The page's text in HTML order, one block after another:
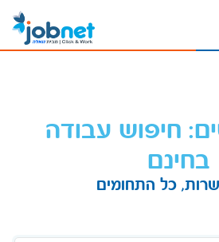
חיפוש עבודה
בחינם
כל התחומים